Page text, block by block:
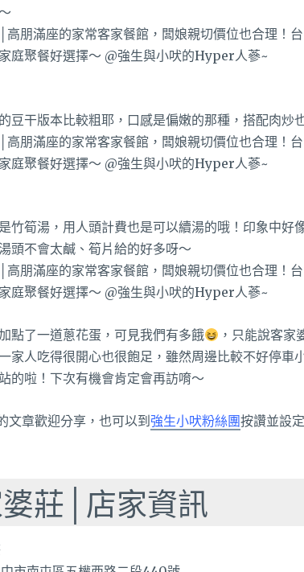
豆干版本比較粗耶，口感是偏嫩的那種，搭配肉炒
竹筍湯，用人頭計費也是可以續湯的哦！印象中好
頭不會太鹹、筍片給的好多呀～
點了一道蔥花蛋，可見我們有多餓
，只能說客家
家人吃得很開心也很飽足，雖然周邊比較不好停車
的啦！下次有機會肯定會再訪唷～
文章歡迎分享，也可以到強生小吠粉絲團按讚並設
莊│店家資訊